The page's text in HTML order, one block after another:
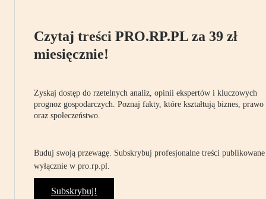
Czytaj treści PRO.RP.PL za 39 zł
miesięcznie!
Zyskaj dostęp do rzetelnych analiz, opinii ekspertów i kluczowych
prognoz gospodarczych. Poznaj fakty, które kształtują biznes, prawo
oraz społeczeństwo.
Buduj swoją przewagę. Subskrybuj profesjonalne treści publikowane
wyłącznie w pro.rp.pl.
Subskrybuj!